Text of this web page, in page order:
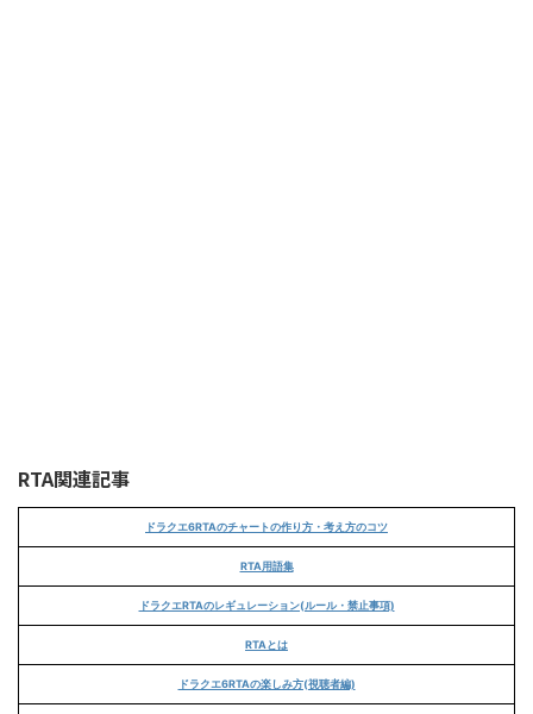
RTA関連記事
ドラクエ6RTAのチャートの作り方・考え方のコツ
RTA用語集
ドラクエRTAのレギュレーション(ルール・禁止事項)
RTAとは
ドラクエ6RTAの楽しみ方(視聴者編)